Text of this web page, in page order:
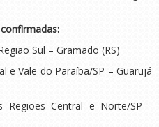
Sul – Gramado (RS)
e Vale do Paraíba/SP – Guarujá
Central e Norte/SP -